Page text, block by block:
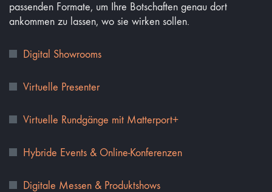
passenden Formate, um Ihre Botschaften genau dort
ankommen zu lassen, wo sie wirken sollen.
Digital Showrooms
Virtuelle Presenter
Virtuelle Rundgänge mit Matterport+
Hybride Events & Online-Konferenzen
Digitale Messen & Produktshows